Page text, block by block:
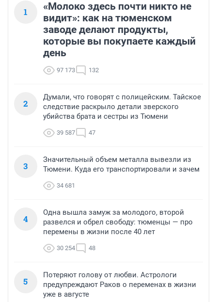
1
«Молоко здесь почти никто не
видит»: как на тюменском
заводе делают продукты,
которые вы покупаете каждый
день
97 173 132
2
Думали, что говорят с полицейским. Тайское
следствие раскрыло детали зверского
убийства брата и сестры из Тюмени
39 587 47
3
Значительный объем металла вывезли из
Тюмени. Куда его транспортировали и зачем
34 681
4
Одна вышла замуж за молодого, второй
развелся и обрел свободу: тюменцы — про
перемены в жизни после 40 лет
30 254 48
5
Потеряют голову от любви. Астрологи
предупреждают Раков о переменах в жизни
уже в августе